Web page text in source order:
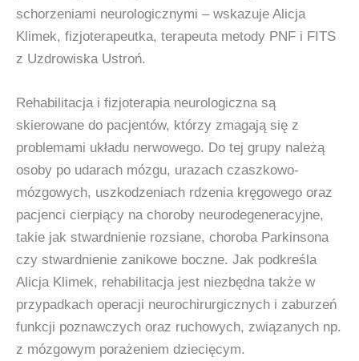
schorzeniami neurologicznymi – wskazuje Alicja
Klimek, fizjoterapeutka, terapeuta metody PNF i FITS
z Uzdrowiska Ustroń.
Rehabilitacja i fizjoterapia neurologiczna są
skierowane do pacjentów, którzy zmagają się z
problemami układu nerwowego. Do tej grupy należą
osoby po udarach mózgu, urazach czaszkowo-
mózgowych, uszkodzeniach rdzenia kręgowego oraz
pacjenci cierpiący na choroby neurodegeneracyjne,
takie jak stwardnienie rozsiane, choroba Parkinsona
czy stwardnienie zanikowe boczne. Jak podkreśla
Alicja Klimek, rehabilitacja jest niezbędna także w
przypadkach operacji neurochirurgicznych i zaburzeń
funkcji poznawczych oraz ruchowych, związanych np.
z mózgowym porażeniem dziecięcym.